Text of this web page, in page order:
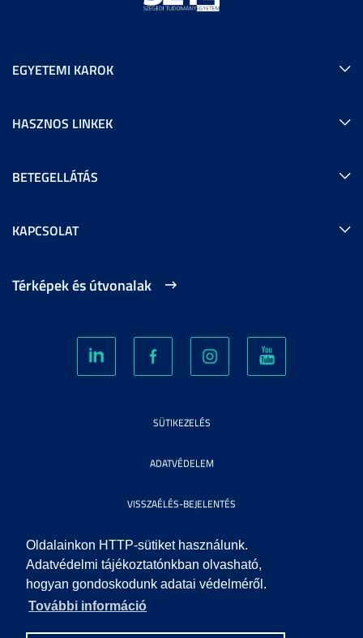
Oldalainkon HTTP-sütiket használunk.
Adatvédelmi tájékoztatónkban olvasható,
hogyan gondoskodunk adatai védelméről.
További információ
EGYETEMI KAROK
HASZNOS LINKEK
BETEGELLÁTÁS
KAPCSOLAT
Térképek és útvonalak
SÜTIKEZELÉS
ADATVÉDELEM
VISSZAÉLÉS-BEJELENTÉS
KÖZÉRDEKŰ ADATOK
IMPRESSZUM